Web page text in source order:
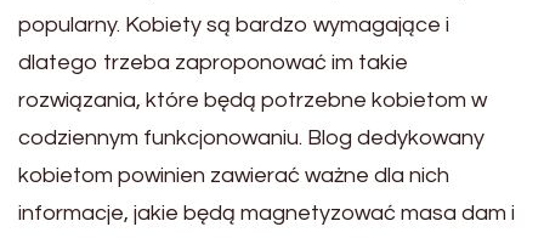
popularny. Kobiety są bardzo wymagające i
dlatego trzeba zaproponować im takie
rozwiązania, które będą potrzebne kobietom w
codziennym funkcjonowaniu. Blog dedykowany
kobietom powinien zawierać ważne dla nich
informacje, jakie będą magnetyzować masa dam i